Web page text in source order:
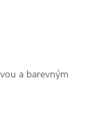
a barevným